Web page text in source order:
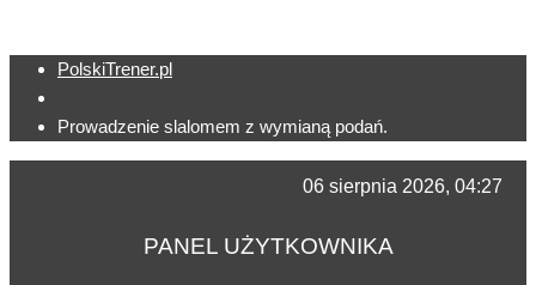
PolskiTrener.pl
Prowadzenie slalomem z wymianą podań.
06 sierpnia 2026, 04:27
PANEL UŻYTKOWNIKA